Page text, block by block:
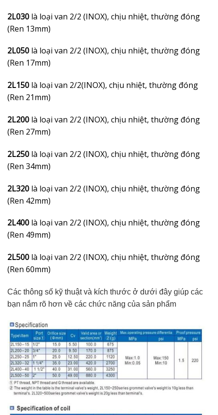
2L030 là loại van 2/2 (INOX), chịu nhiệt, thường đóng
(Ren 13mm)
2L050 là loại van 2/2 (INOX), chịu nhiệt, thường đóng
(Ren 17mm)
2L150 là loại van 2/2(INOX), chịu nhiệt, thường đóng
(Ren 21mm)
2L200 là loại van 2/2 (INOX), chịu nhiệt, thường đóng
(Ren 27mm)
2L250 là loại van 2/2 (INOX), chịu nhiệt, thường đóng
(Ren 34mm)
2L320 là loại van 2/2 (INOX), chịu nhiệt, thường đóng
(Ren 42mm)
2L400 là loại van 2/2 (INOX), chịu nhiệt, thường đóng
(Ren 49mm)
2L500 là loại van 2/2 (INOX), chịu nhiệt, thường đóng
(Ren 60mm)
Các thông số kỹ thuật và kích thước ở dưới đây giúp các
bạn nắm rõ hơn về các chức năng của sản phẩm